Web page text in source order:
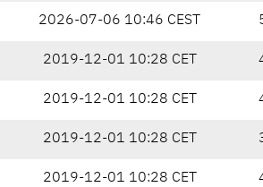
2026-07-06 10:46 CEST
2019-12-01 10:28 CET
2019-12-01 10:28 CET
2019-12-01 10:28 CET
2019-12-01 10:28 CET